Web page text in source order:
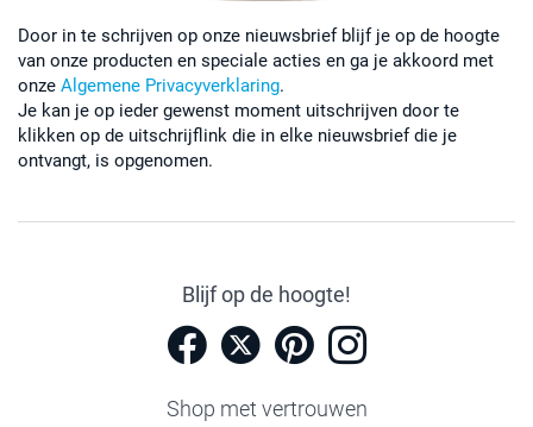
Door in te schrijven op onze nieuwsbrief blijf je op de hoogte
van onze producten en speciale acties en ga je akkoord met
onze Algemene Privacyverklaring.
Je kan je op ieder gewenst moment uitschrijven door te
klikken op de uitschrijflink die in elke nieuwsbrief die je
ontvangt, is opgenomen.
Blijf op de hoogte!
Shop met vertrouwen